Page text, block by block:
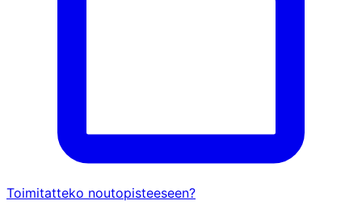
Toimitatteko noutopisteeseen?